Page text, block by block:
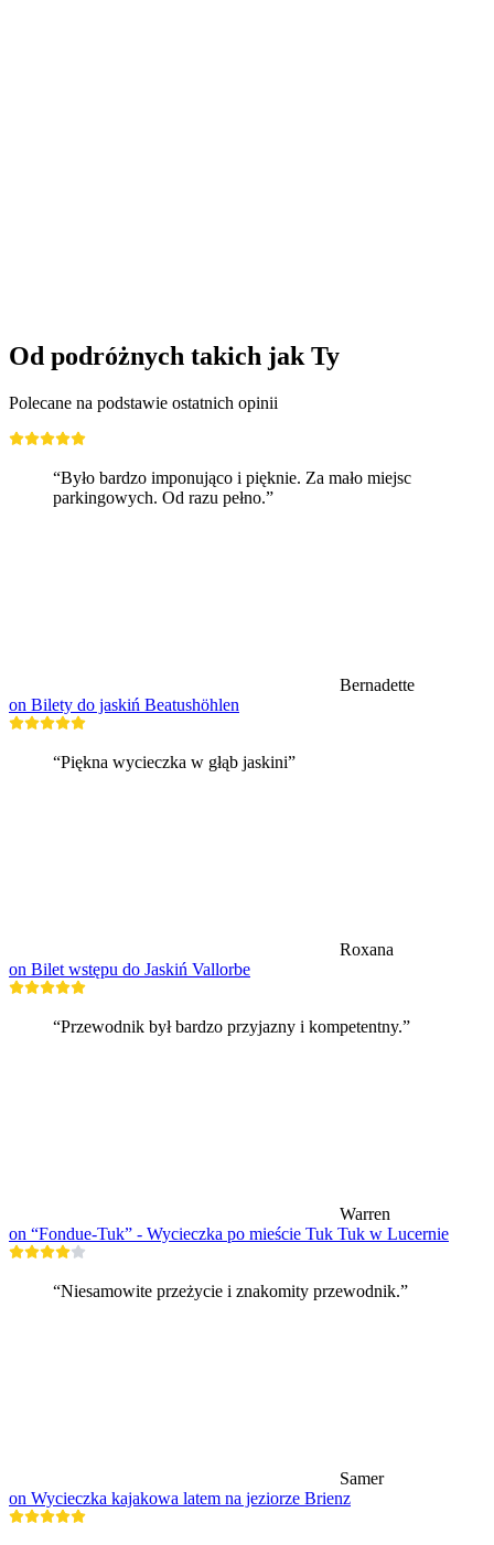
Od podróżnych takich jak Ty
Polecane na podstawie ostatnich opinii
“Było bardzo imponująco i pięknie. Za mało miejsc
parkingowych. Od razu pełno.”
Bernadette
on Bilety do jaskiń Beatushöhlen
“Piękna wycieczka w głąb jaskini”
Roxana
on Bilet wstępu do Jaskiń Vallorbe
“Przewodnik był bardzo przyjazny i kompetentny.”
Warren
on “Fondue-Tuk” - Wycieczka po mieście Tuk Tuk w Lucernie
“Niesamowite przeżycie i znakomity przewodnik.”
Samer
on Wycieczka kajakowa latem na jeziorze Brienz